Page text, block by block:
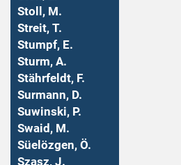
Stoll, M.
Streit, T.
Stumpf, E.
Sturm, A.
Stährfeldt, F.
Surmann, D.
Suwinski, P.
Swaid, M.
Süelözgen, Ö.
Szasz, J.